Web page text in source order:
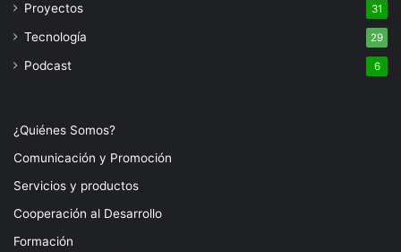
Proyectos 31
Tecnología 29
Podcast 6
¿Quiénes Somos?
Comunicación y Promoción
Servicios y productos
Cooperación al Desarrollo
Formación